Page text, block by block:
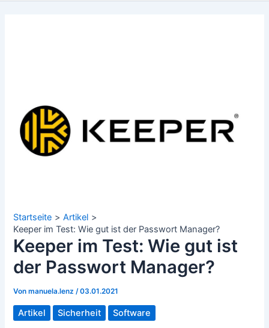
Startseite
Artikel
Keeper im Test: Wie gut ist der Passwort Manager?
Keeper im Test: Wie gut ist
der Passwort Manager?
Vonmanuela.lenz/03.01.2021
Artikel Sicherheit Software